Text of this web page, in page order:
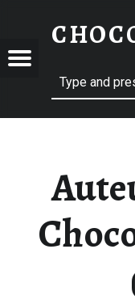
CHOCOFRAMBOISES
Menu